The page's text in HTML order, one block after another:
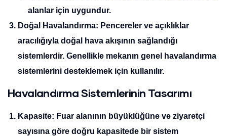
alanlar için uygundur.
Doğal Havalandırma: Pencereler ve açıklıklar
aracılığıyla doğal hava akışının sağlandığı
sistemlerdir. Genellikle mekanın genel havalandırma
sistemlerini desteklemek için kullanılır.
Havalandırma Sistemlerinin Tasarımı
Kapasite: Fuar alanının büyüklüğüne ve ziyaretçi
sayısına göre doğru kapasitede bir sistem